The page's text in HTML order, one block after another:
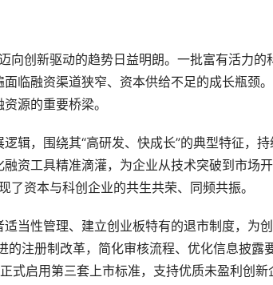
创新驱动的趋势日益明朗。一批富有活力的
临融资渠道狭窄、资本供给不足的成长瓶颈。
源的重要桥梁。
，围绕其“高研发、快成长”的典型特征，持
资工具精准滴灌，为企业从技术突破到市场
了资本与科创企业的共生共荣、同频共振。
当性管理、建立创业板特有的退市制度，为
的注册制改革，简化审核流程、优化信息披露
式启用第三套上市标准，支持优质未盈利创新